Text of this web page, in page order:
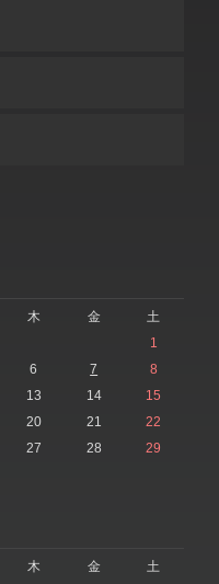
木 金
土
1
6 7
8
13 14
15
20 21
22
27 28
29
木 金 土